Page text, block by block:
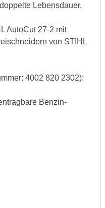
Lebensdauer.
AutoCut 27-2 mit
von STIHL
4002 820 2302):
Benzin-